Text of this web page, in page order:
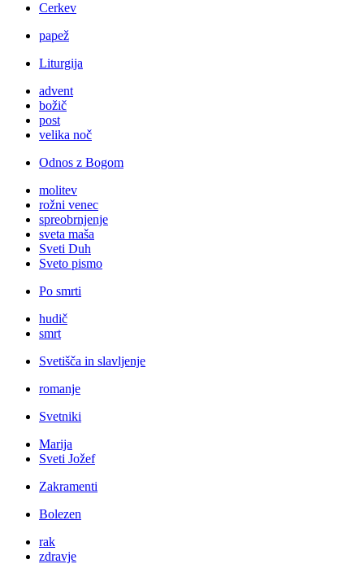
Cerkev
papež
Liturgija
advent
božič
post
velika noč
Odnos z Bogom
molitev
rožni venec
spreobrnjenje
sveta maša
Sveti Duh
Sveto pismo
Po smrti
hudič
smrt
Svetišča in slavljenje
romanje
Svetniki
Marija
Sveti Jožef
Zakramenti
Bolezen
rak
zdravje